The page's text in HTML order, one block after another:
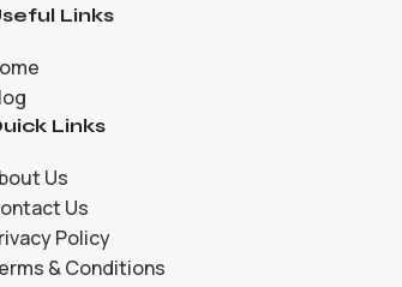
Links
Links
Us
Us
Policy
& Conditions